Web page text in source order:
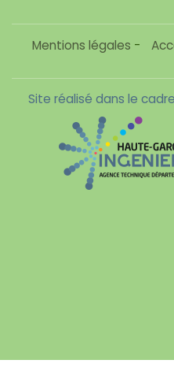
Mentions légales -
Site réalisé dans le